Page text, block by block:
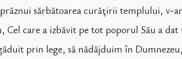
sărbătoarea curăţirii templului, v-
Cel care a izbăvit pe tot poporul Său a
prin lege, să nădăjduim în